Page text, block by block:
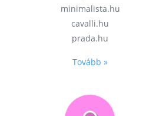
minimalista.hu
cavalli.hu
prada.hu
Tovább »